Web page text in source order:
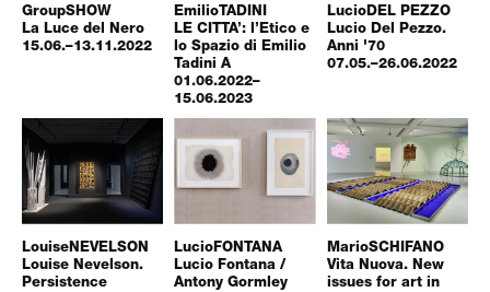
GroupSHOW
La Luce del Nero
15.06.–13.11.2022
EmilioTADINI
LE CITTA’: l’Etico e
lo Spazio di Emilio
Tadini A
01.06.2022–
15.06.2023
LucioDEL PEZZO
Lucio Del Pezzo.
Anni '70
07.05.–26.06.2022
Louise NEVELSON
Louise Nevelson.
Persistence
Lucio FONTANA
Lucio Fontana /
Antony Gormley
MarioSCHIFANO
Vita Nuova. New
issues for art in